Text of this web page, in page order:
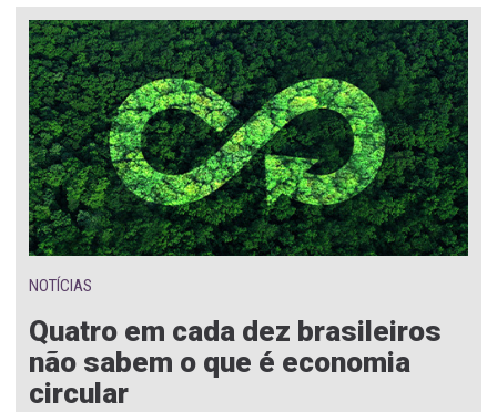
NOTÍCIAS
Quatro em cada dez brasileiros
não sabem o que é economia
circular